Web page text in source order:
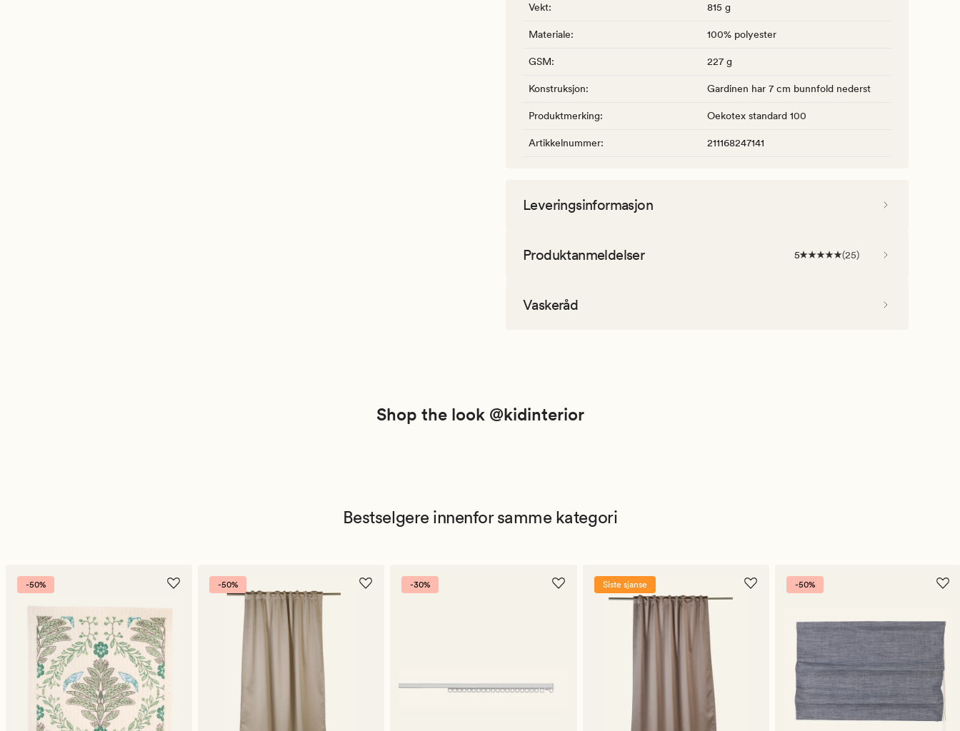
Vekt: 815 g
Materiale: 100% polyester
GSM: 227 g
Konstruksjon: Gardinen har 7 cm bunnfold nederst
Produktmerking: Oekotex standard 100
Artikkelnummer: 211168247141
Leveringsinformasjon
Produktanmeldelser 5 (25)
Vaskeråd
Shop the look @kidinterior
Bestselgere innenfor samme kategori
-50% -50% -30% Siste sjanse -50%